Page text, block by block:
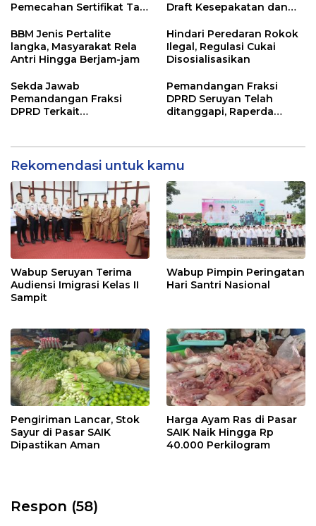
Pemecahan Sertifikat Tak
Draft Kesepakatan dan
BBM Jenis Pertalite
langka, Masyarakat Rela
Antri Hingga Berjam-jam
Hindari Peredaran Rokok
Ilegal, Regulasi Cukai
Disosialisasikan
Sekda Jawab
Pemandangan Fraksi
DPRD Terkait
2024
Pemandangan Fraksi
DPRD Seruyan Telah
ditanggapi, Raperda
Rekomendasi untuk kamu
Wabup Seruyan Terima
Audiensi Imigrasi Kelas II
Sampit
Wabup Pimpin Peringatan
Hari Santri Nasional
Pengiriman Lancar, Stok
Sayur di Pasar SAIK
Dipastikan Aman
Harga Ayam Ras di Pasar
SAIK Naik Hingga Rp
40.000 Perkilogram
Respon (58)